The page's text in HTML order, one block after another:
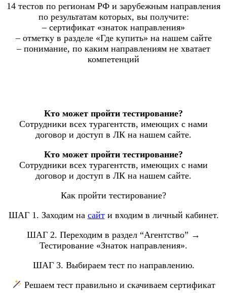
14 тестов по регионам РФ и зарубежным направления
по результатам которых, вы получите:
– сертификат «знаток направления»
– отметку в разделе «Где купить» на нашем сайте
– понимание, по каким направлениям не хватает
компетенций
Кто может пройти тестирование?
Сотрудники всех турагентств, имеющих с нами
договор и доступ в ЛК на нашем сайте.
Кто может пройти тестирование?
Сотрудники всех турагентств, имеющих с нами
договор и доступ в ЛК на нашем сайте.
Как пройти тестирование?
ШАГ 1. Заходим на сайти входим в личный кабинет.
ШАГ 2. Переходим в раздел “Агентство” →
Тестирование «Знаток направления».
ШАГ 3. Выбираем тест по направлению.
Решаем тест правильно и скачиваем сертификат